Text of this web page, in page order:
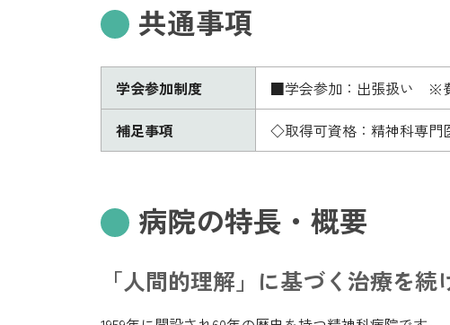
共通事項
学会参加制度
■学会参加：出張扱い ※
補足事項
◇取得可資格：精神科専門
病院の特長・概要
「人間的理解」に基づく治療を